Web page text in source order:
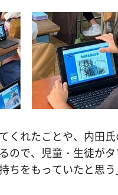
れたことや、内田
で、児童・生徒が
をもっていたと思